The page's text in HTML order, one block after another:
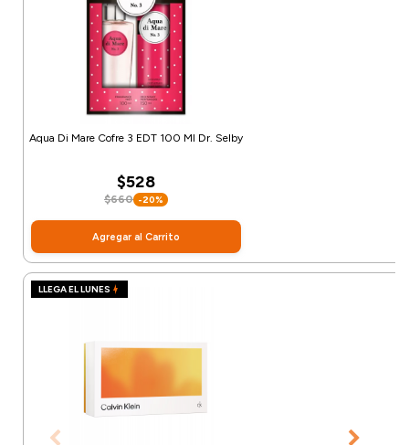
Aqua Di Mare Cofre 3 EDT 100 Ml Dr. Selby
$528
$660 -20%
Agregar al Carrito
LLEGA EL LUNES